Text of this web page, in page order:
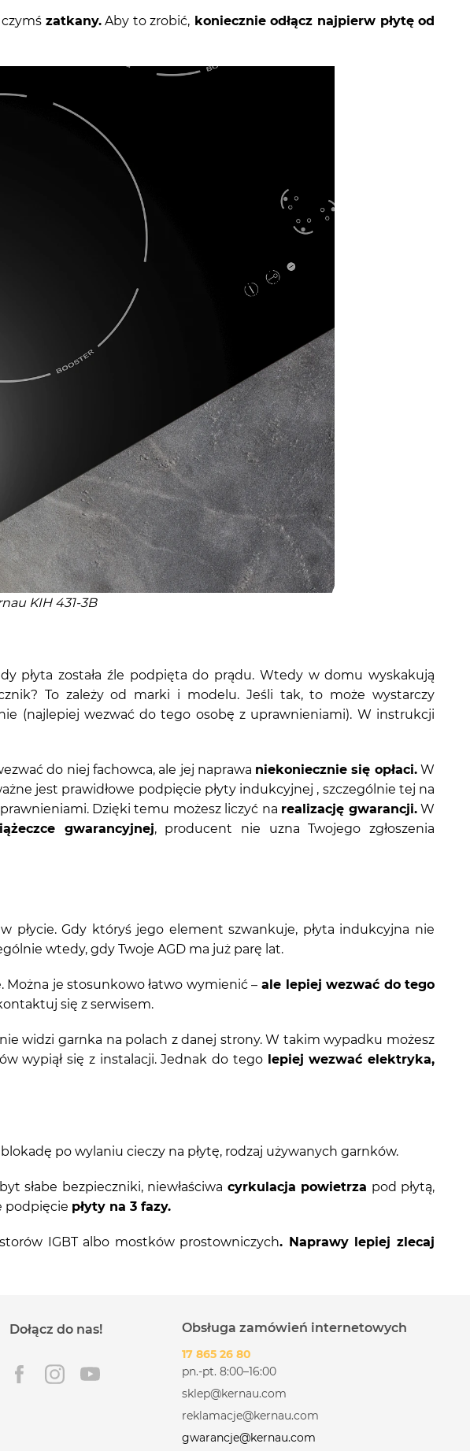
zatkany.Aby to zrobić, koniecznie odłącz najpierw płytę od
KIH 431-3B
płyta została źle podpięta do prądu. Wtedy w domu wyskakują
To zależy od marki i modelu. Jeśli tak, to może wystarczy
(najlepiej wezwać do tego osobę z uprawnieniami). W instrukcji
do niej fachowca, ale jej naprawa niekoniecznie się opłaci.W
jest prawidłowe podpięcie płyty indukcyjnej , szczególnie tej na
Dzięki temu możesz liczyć na realizację gwarancji.W
gwarancyjnej, producent nie uzna Twojego zgłoszenia
płycie. Gdy któryś jego element szwankuje, płyta indukcyjna nie
wtedy, gdy Twoje AGD ma już parę lat.
Można je stosunkowo łatwo wymienić – ale lepiej wezwać do tego
się z serwisem.
widzi garnka na polach z danej strony. W takim wypadku możesz
wypiął się z instalacji. Jednak do tego lepiej wezwać elektryka,
po wylaniu cieczy na płytę, rodzaj używanych garnków.
słabe bezpieczniki, niewłaściwa cyrkulacja powietrza pod płytą,
podpięcie płyty na 3 fazy.
IGBT albo mostków prostowniczych. Naprawy lepiej zlecaj
Dołącz do nas! Obsługa zamówień internetowych
17 865 26 80
pn.-pt. 8:00–16:00
sklep@kernau.com
reklamacje@kernau.com
gwarancje@kernau.com